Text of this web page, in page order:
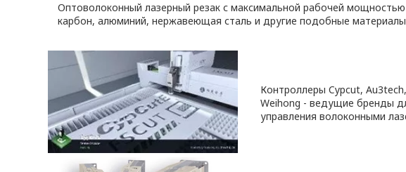
Оптоволоконный лазерный резак с максимальной рабочей
карбон, алюминий, нержавеющая сталь и другие подобные
Контроллеры Cypcut,
Weihong - ведущие бренды
управления волоконными